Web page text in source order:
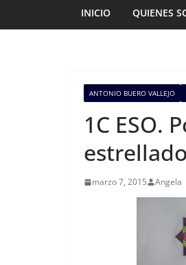
INICIO QUIENES
ANTONIO BUERO VALLEJO
1C ESO.
marzo 7, 2015 Angela